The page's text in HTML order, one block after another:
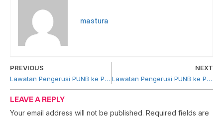
mastura
PREVIOUS
Lawatan Pengerusi PUNB ke Pejabat Cawangan Tawau dan Premis Perniagaan Rakan Usahawan PUNB
NEXT
Lawatan Pengerusi PUNB ke Pejabat Wilayah Sabah dan Premis Perniagaan Rakan Usahawan PUNB
LEAVE A REPLY
Your email address will not be published. Required fields are